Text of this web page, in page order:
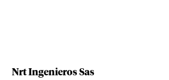
Nrt Ingenieros Sas